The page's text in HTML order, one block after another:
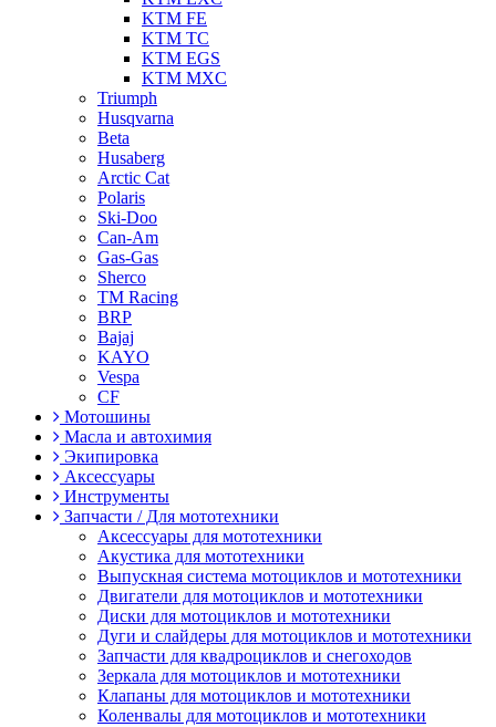
KTM FE
KTM TC
KTM EGS
KTM MXC
Triumph
Husqvarna
Beta
Husaberg
Arctic Cat
Polaris
Ski-Doo
Can-Am
Gas-Gas
Sherco
TM Racing
BRP
Bajaj
KAYO
Vespa
CF
Мотошины
Масла и автохимия
Экипировка
Аксессуары
Инструменты
Запчасти / Для мототехники
Аксессуары для мототехники
Акустика для мототехники
Выпускная система мотоциклов и мототехники
Двигатели для мотоциклов и мототехники
Диски для мотоциклов и мототехники
Дуги и слайдеры для мотоциклов и мототехники
Запчасти для квадроциклов и снегоходов
Зеркала для мотоциклов и мототехники
Клапаны для мотоциклов и мототехники
Коленвалы для мотоциклов и мототехники